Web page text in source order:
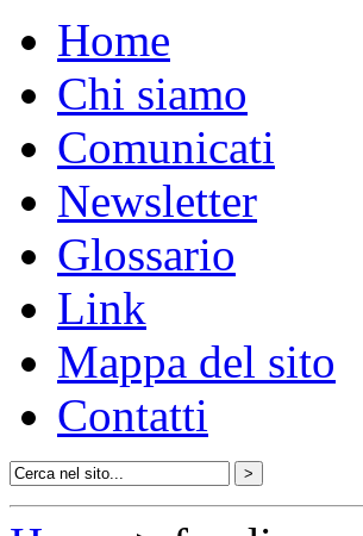
Home
Chi siamo
Comunicati
Newsletter
Glossario
Link
Mappa del sito
Contatti